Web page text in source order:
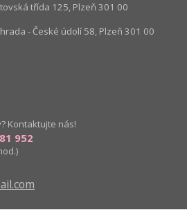
třída 125, Plzeň 301 00
- České údolí 58, Plzeň 301 00
Kontaktujte nás!
952